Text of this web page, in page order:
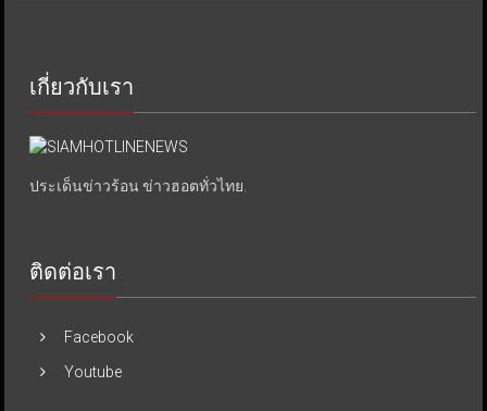
เกี่ยวกับเรา
ประเด็นข่าวร้อน ข่าวฮอตทั่วไทย.
ติดต่อเรา
Facebook
Youtube